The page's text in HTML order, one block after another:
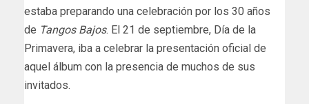
estaba preparando una celebración por los 30 años
de Tangos Bajos. El 21 de septiembre, Día de la
Primavera, iba a celebrar la presentación oficial de
aquel álbum con la presencia de muchos de sus
invitados.